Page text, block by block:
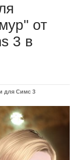
от
3 в
для Симс 3